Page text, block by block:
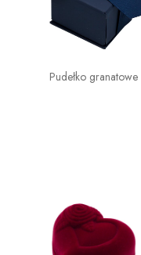
Pudełko granatowe